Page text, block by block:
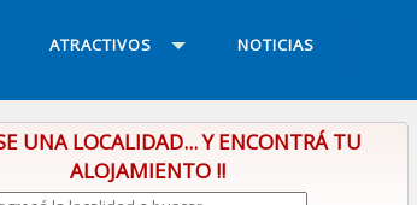
ATRACTIVOS NOTICIAS
UNA LOCALIDAD... Y ENCONTRÁ TU
ALOJAMIENTO !!